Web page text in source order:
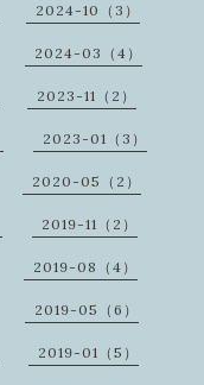
2024-10（3）
2024-03（4）
2023-11（2）
2023-01（3）
2020-05（2）
2019-11（2）
2019-08（4）
2019-05（6）
2019-01（5）